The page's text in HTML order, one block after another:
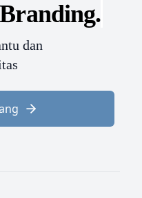
Branding.
dan